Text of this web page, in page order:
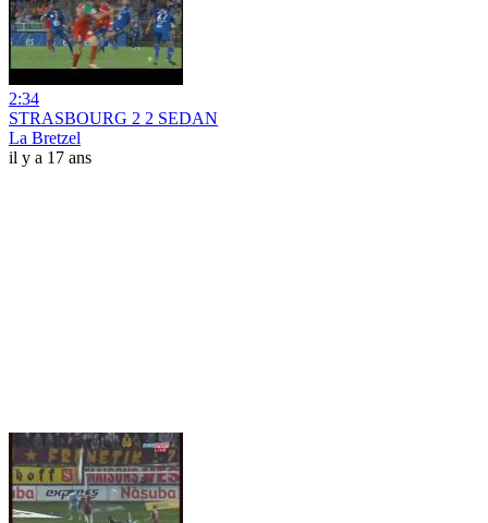
2:34
STRASBOURG 2 2 SEDAN
La Bretzel
il y a 17 ans